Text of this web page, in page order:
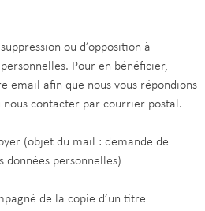
ou d’opposition à
Pour en bénéficier,
email afin que nous vous répondions
contacter par courrier postal.
(objet du mail : demande de
données personnelles)
de la copie d’un titre